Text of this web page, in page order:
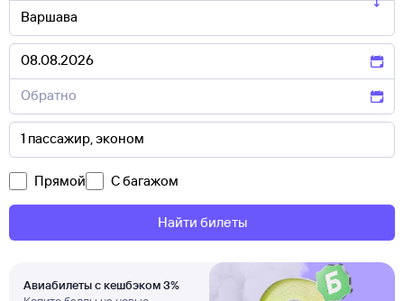
Прямой С багажом
Найти билеты
Авиабилеты с кешбэком 3%